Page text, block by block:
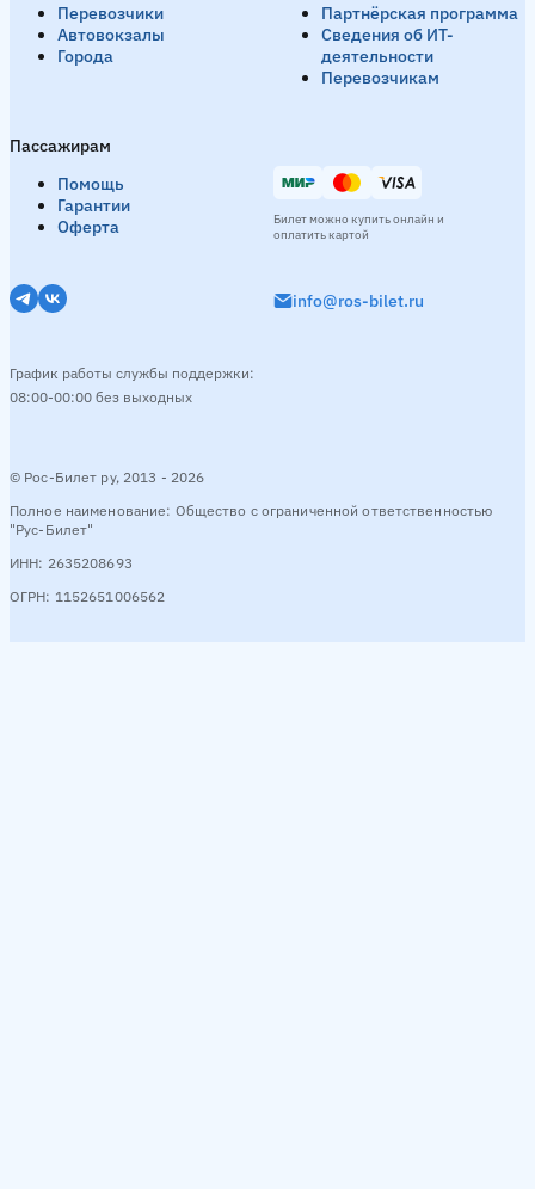
Перевозчики
Автовокзалы
Города
Пассажирам
Помощь
Гарантии
Оферта
Партнёрская программа
Сведения об ИТ-
деятельности
Перевозчикам
© Рос-Билет ру, 2013 - 2026
Полное наименование: Общество с ограниченной ответственностью
"Рус-Билет"
ИНН: 2635208693
ОГРН: 1152651006562
info@ros-bilet.ru
График работы службы поддержки:
08:00-00:00 без выходных
Билет можно купить онлайн и
оплатить картой